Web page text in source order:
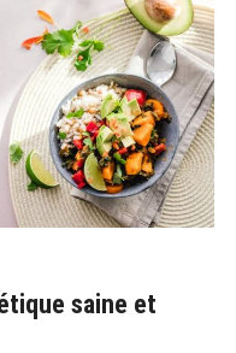
saine et